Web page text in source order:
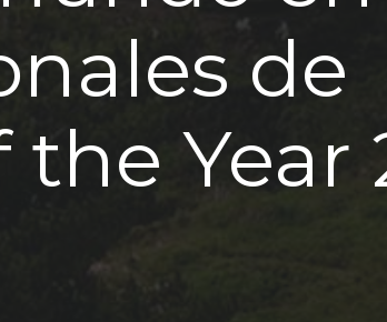
de
Year